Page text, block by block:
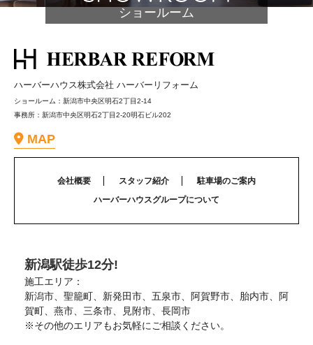
ショールーム
ハーバーハウス株式会社 ハーバーリフォーム
ショールーム：新潟市中央区明石2丁目2-14
事務所：新潟市中央区明石2丁目2-20明石ビル202
MAP
会社概要 スタッフ紹介
駐車場のご案内
ハーバーハウスグループについて
新潟駅徒歩12分!
施工エリア：
新潟市、聖籠町、新発田市、五泉市、阿賀野市、胎内市、阿
賀町、燕市、三条市、見附市、長岡市
※その他のエリアもお気軽にご相談ください。